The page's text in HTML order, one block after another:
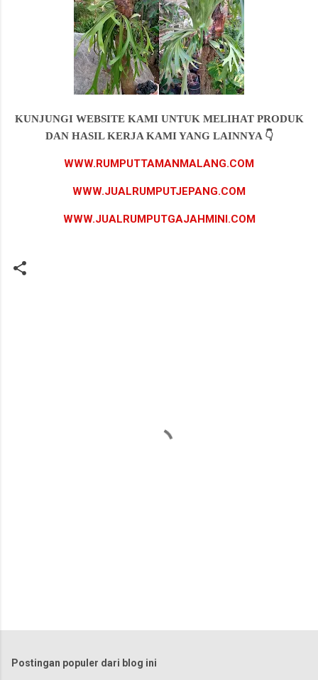
KUNJUNGI WEBSITE KAMI UNTUK MELIHAT PRODUK
DAN HASIL KERJA KAMI YANG LAINNYA 👇
WWW.RUMPUTTAMANMALANG.COM
WWW.JUALRUMPUTJEPANG.COM
WWW.JUALRUMPUTGAJAHMINI.COM
Postingan populer dari blog ini